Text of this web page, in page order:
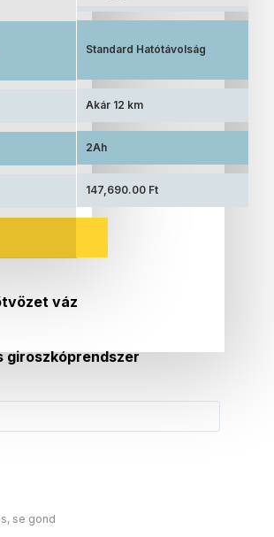
Standard Hatótávolság
Akár 12 km
2Ah
147,690.00 Ft
váz
giroszkóprendszer
se gond